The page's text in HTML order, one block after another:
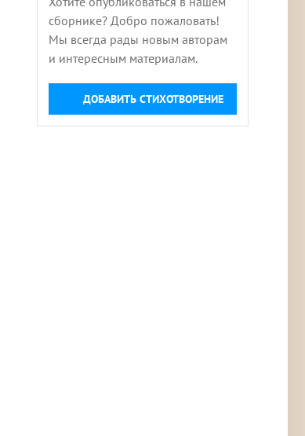
сборнике? Добро пожаловать!
Мы всегда рады новым авторам
и интересным материалам.
ДОБАВИТЬ СТИХОТВОРЕНИЕ